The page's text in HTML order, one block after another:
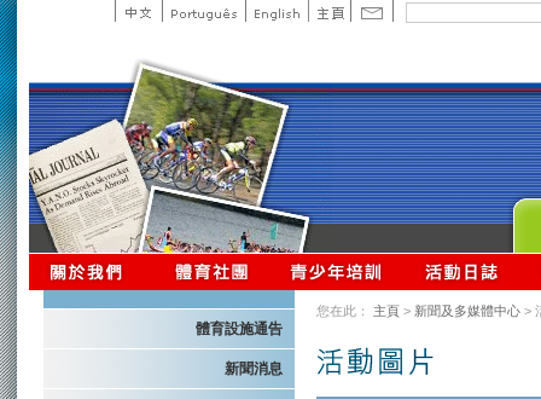
體育設施通告
新聞消息
您在此： 主頁 > 新聞及多媒體中心 >